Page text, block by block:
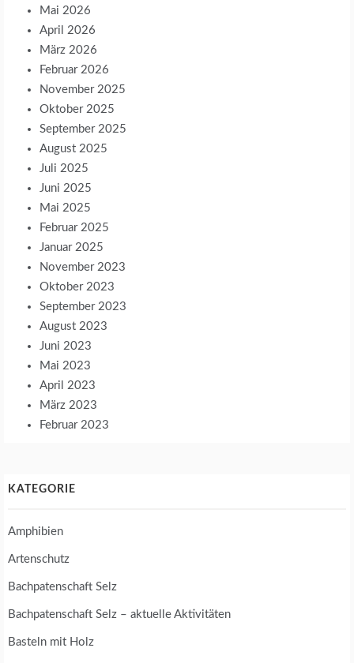
Mai 2026
April 2026
März 2026
Februar 2026
November 2025
Oktober 2025
September 2025
August 2025
Juli 2025
Juni 2025
Mai 2025
Februar 2025
Januar 2025
November 2023
Oktober 2023
September 2023
August 2023
Juni 2023
Mai 2023
April 2023
März 2023
Februar 2023
KATEGORIE
Amphibien
Artenschutz
Bachpatenschaft Selz
Bachpatenschaft Selz – aktuelle Aktivitäten
Basteln mit Holz